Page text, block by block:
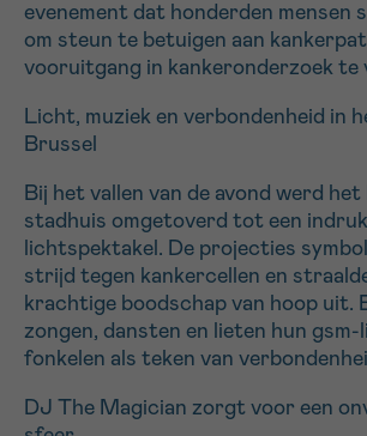
evenement dat honderden mensen
om steun te betuigen aan
vooruitgang in kankeronderzoek te
Licht, muziek en verbondenheid in
Brussel
Bij het vallen van de avond werd
stadhuis omgetoverd tot een
lichtspektakel. De projecties
strijd tegen kankercellen en
krachtige boodschap van hoop uit.
zongen, dansten en lieten hun
fonkelen als teken van
DJ The Magician zorgt voor een
MIJN VRAAG
Ja, stuur mij de nieuwsbrief
*VERPLICHT VELD
Verder